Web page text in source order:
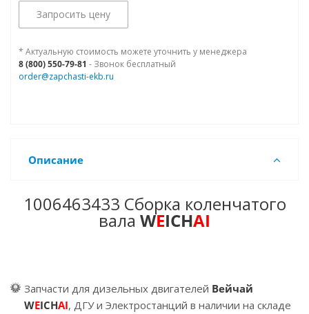
Запросить цену
* Актуальную стоимость можете уточнить у менеджера
8 (800) 550-79-81 - Звонок бесплатный
order@zapchasti-ekb.ru
Описание
1006463433 Сборка коленчатого
вала WEICHAI
Запчасти для дизельных двигателей Вейчай
WEICHAI, ДГУ и Электростанций в наличии на складе